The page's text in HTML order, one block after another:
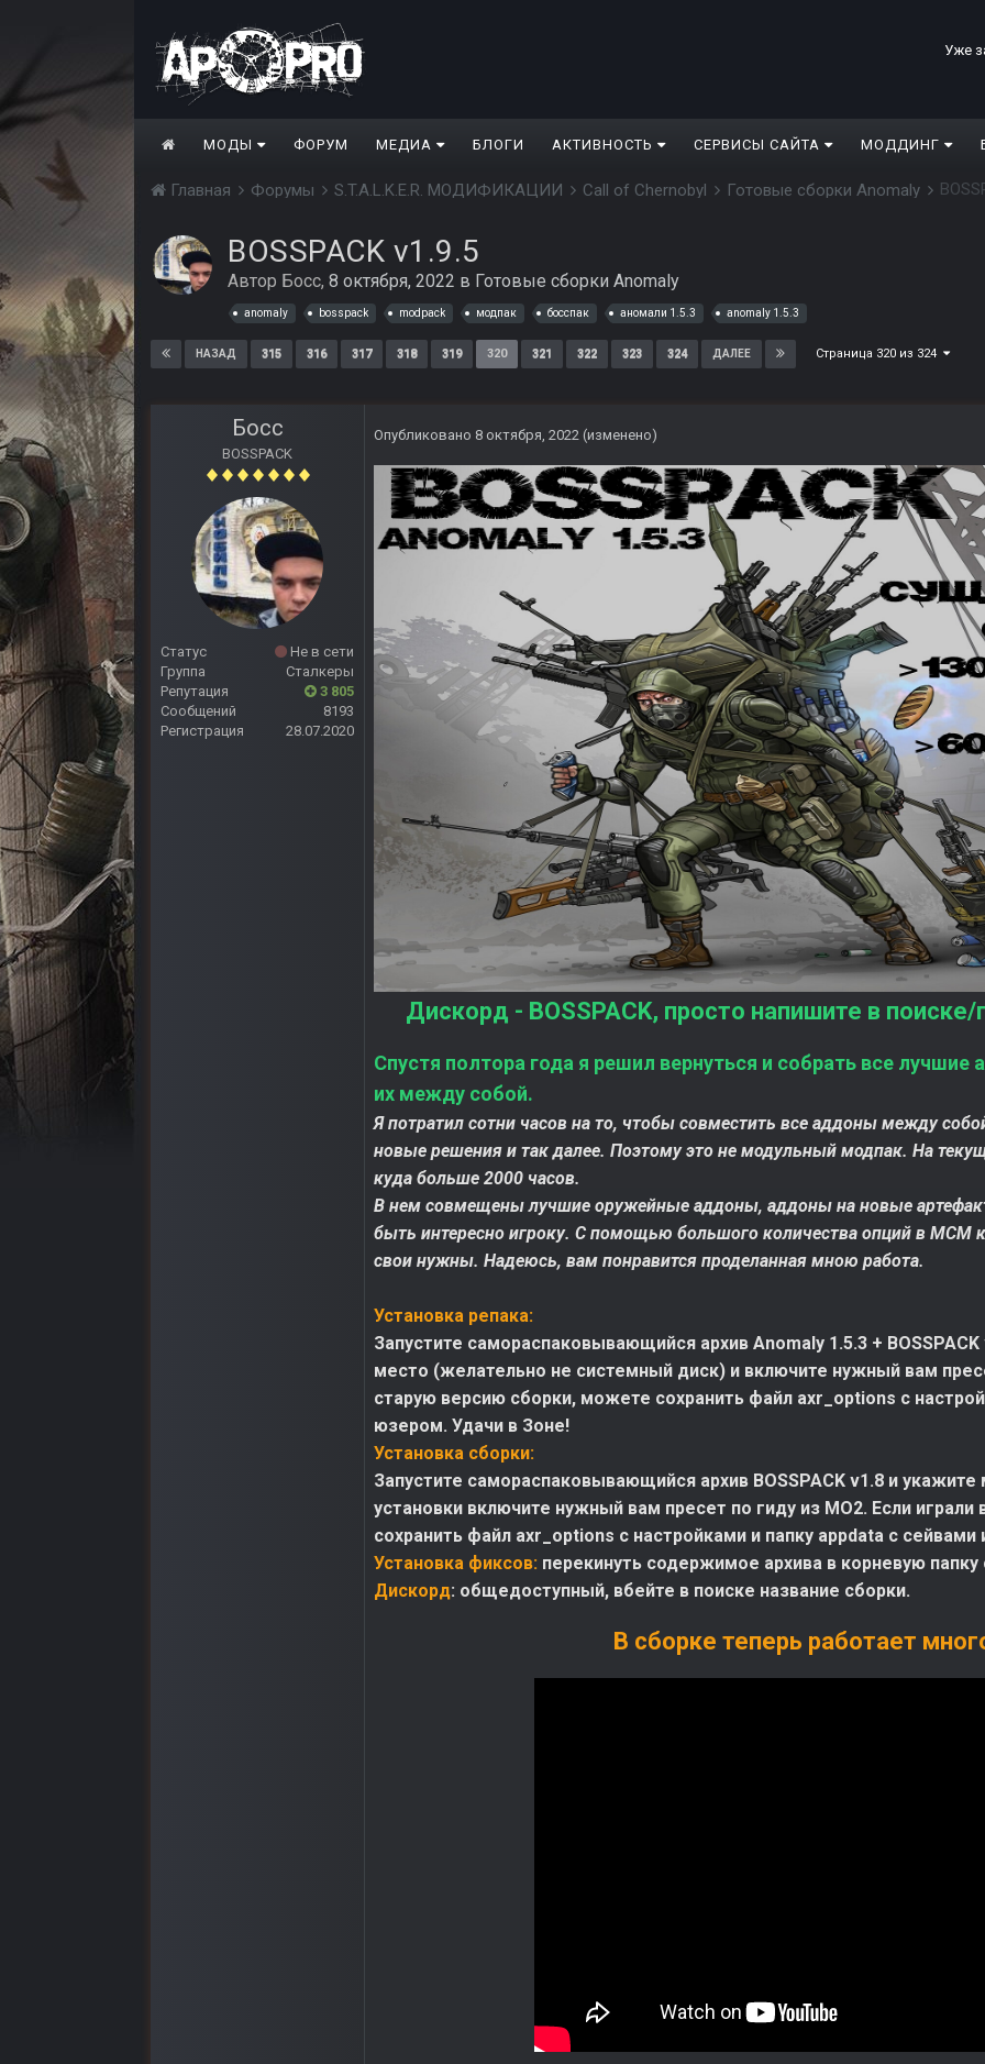
Уже
МОДЫ ФОРУМ МЕДИА БЛОГИ АКТИВНОСТЬ СЕРВИСЫ САЙТА МОДДИНГ
Главная Форумы S.T.A.L.K.E.R. МОДИФИКАЦИИ Call of Chernobyl Готовые сборки Anomaly
BOSSPACK v1.9.5
Автор Босс, 8 октября, 2022 в Готовые сборки Anomaly
anomaly bosspack modpack модпак босспак аномали 1.5.3 anomaly 1.5.3
НАЗАД 315 316 317 318 319 320 321 322 323 324 ДАЛЕЕ Страница 320 из 324
Босс
BOSSPACK
Статус
Не в сети
Группа
Сталкеры
Репутация
3 805
Сообщений
8193
Регистрация
28.07.2020
Опубликовано 8 октября, 2022 (изменено)
Дискорд - BOSSPACK, просто напишите в
Спустя полтора года я решил вернуться и собрать все
их между собой.
Я потратил сотни часов на то, чтобы совместить все аддоны между
новые решения и так далее. Поэтому это не модульный модпак. На
куда больше 2000 часов.
В нем совмещены лучшие оружейные аддоны, аддоны на новые
быть интересно игроку. С помощью большого количества опций в МСМ
свои нужны. Надеюсь, вам понравится проделанная мною работа.
Установка репака:
Запустите самораспаковывающийся архив Anomaly 1.5.3 +
место (желательно не системный диск) и включите нужный вам
старую версию сборки, можете сохранить файл axr_options с
юзером. Удачи в Зоне!
Установка сборки:
Запустите самораспаковывающийся архив BOSSPACK v1.8 и
установки включите нужный вам пресет по гиду из МО2. Если
сохранить файл axr_options с настройками и папку appdata с
Установка фиксов: перекинуть содержимое архива в корневую папку
Дискорд: общедоступный, вбейте в поиске название сборки.
В сборке теперь работает